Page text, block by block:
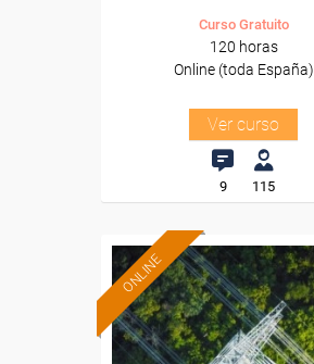
Curso Gratuito
120 horas
Online (toda España)
Ver curso
9 115
ONLINE
Formación 100%
subvencionada.